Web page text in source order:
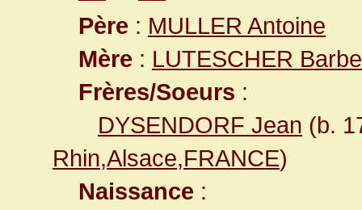
Père : MULLER Antoine
Mère : LUTESCHER Barbe
Frères/Soeurs :
DYSENDORF Jean (b.
Rhin,Alsace,FRANCE)
Naissance :